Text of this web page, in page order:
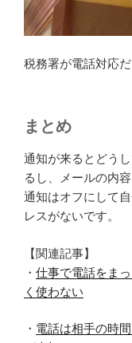
税務署が電話対応
まとめ
通知が来るとどう
るし、メールの内
通知はオフにして
レスがないです。
【関連記事】
・ 仕事で電話をま
く使わない
・ 電話は相手の時